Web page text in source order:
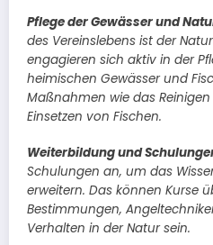
Pflege der Gewässer und
des Vereinslebens ist der
engagieren sich aktiv in der
heimischen Gewässer und
Maßnahmen wie das
Einsetzen von Fischen.
Weiterbildung und
Schulungen an, um das
erweitern. Das können Kurse
Bestimmungen,
Verhalten in der Natur sein.